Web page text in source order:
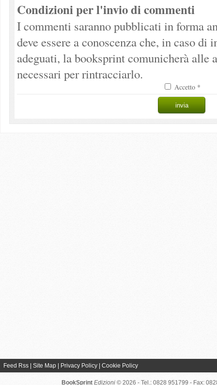
Condizioni per l'invio di commenti
I commenti saranno pubblicati in forma
deve essere a conoscenza che, in caso
adeguati, la booksprint comunicherà alle
necessari per rintracciarlo.
Accetto *
Feed Rss Site Map Privacy Policy Cookie Policy
BookSprint Edizioni © 2026 - Tel.: 0828 951799 - Fax: